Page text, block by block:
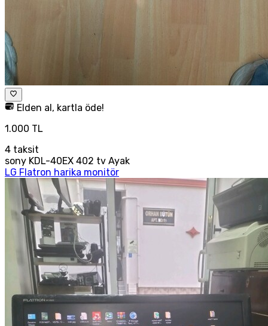
Elden al, kartla öde!
1.000 TL
4 taksit
sony KDL-40EX 402 tv Ayak
LG Flatron harika monitör